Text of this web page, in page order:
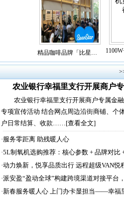
精品咖啡品牌「比星…
农业银行幸福里支行开展商户
农业银行幸福里支行开展商户专属金
专项宣传活动 结合网点周边沿街商铺、个
户日常结算、收款……[查看全文]
·服务零距离 助残暖人心
·5L制氧机选购推荐：核心参数 + 品牌对比
·动力焕新，悦享品质出行 远程超级VAN
·派安盈“盈动全球”构建跨境渠道对接平台
·新春服务暖人心 上门办卡显担当——幸